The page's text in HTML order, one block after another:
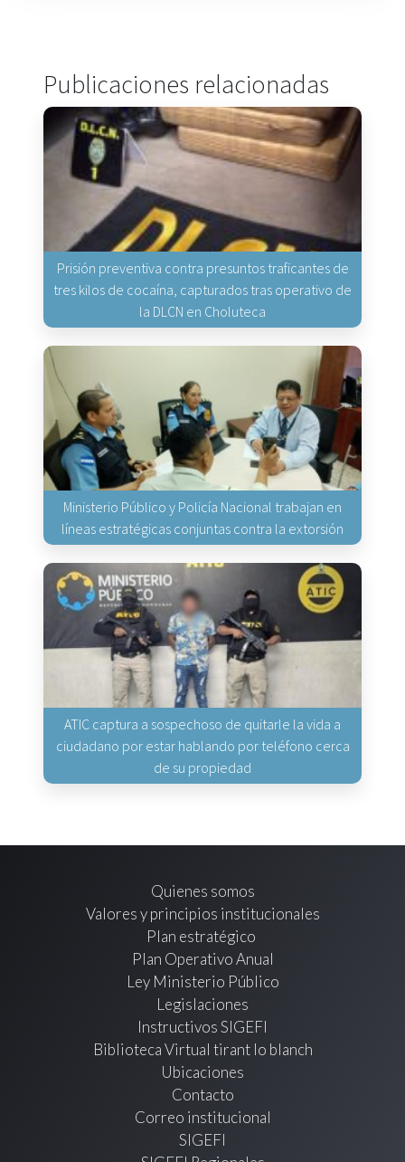
Publicaciones relacionadas
Prisión preventiva contra presuntos traficantes de
tres kilos de cocaína, capturados tras operativo de
la DLCN en Choluteca
Ministerio Público y Policía Nacional trabajan en
líneas estratégicas conjuntas contra la extorsión
ATIC captura a sospechoso de quitarle la vida a
ciudadano por estar hablando por teléfono cerca
de su propiedad
Quienes somos
Valores y principios institucionales
Plan estratégico
Plan Operativo Anual
Ley Ministerio Público
Legislaciones
Instructivos SIGEFI
Biblioteca Virtual tirant lo blanch
Ubicaciones
Contacto
Correo institucional
SIGEFI